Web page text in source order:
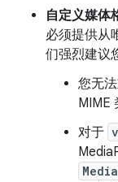
自定义媒体
必须提供从
们强烈建议
您无
MIME
对于